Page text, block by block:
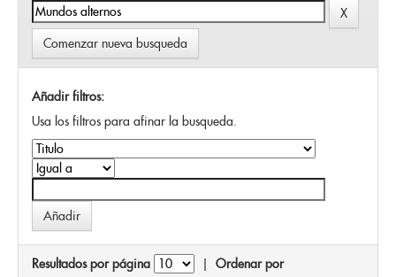
Comenzar nueva busqueda
Añadir filtros:
Usa los filtros para afinar la busqueda.
Resultados por página | Ordenar por